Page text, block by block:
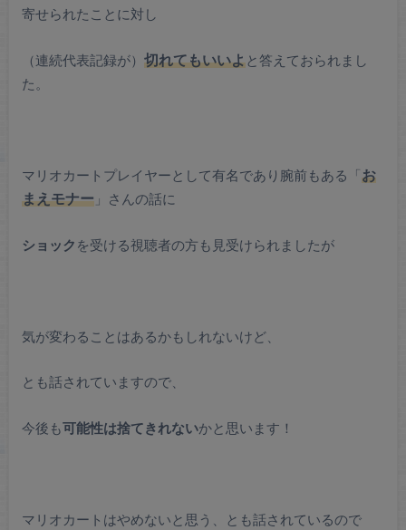
寄せられたことに対し
（連続代表記録が） 切れてもいいよと答えておられまし
た。
マリオカートプレイヤーとして有名であり腕前もある「お
まえモナー」さんの話に
ショック を受ける視聴者の方も見受けられましたが
気が変わることはあるかもしれないけど、
とも話されていますので、
今後も可能性は捨てきれないかと思います！
マリオカートはやめないと思う、とも話されているので